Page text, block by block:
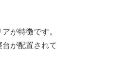
が特徴です。
が配置されて